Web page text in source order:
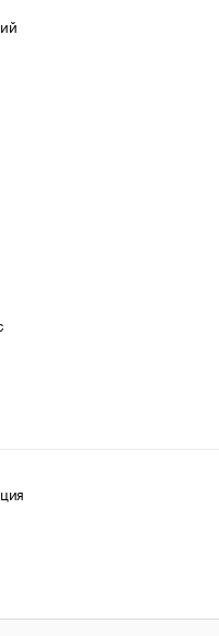
авторских прав